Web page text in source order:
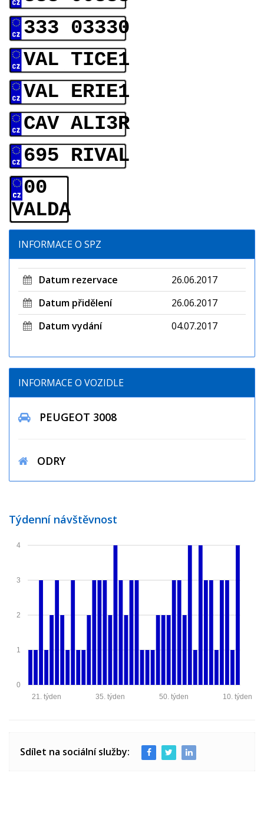
333 03330
VAL TICE1
VAL ERIE1
CAV ALI3R
695 RIVAL
00
VALDA
INFORMACE O SPZ
Datum rezervace
26.06.2017
Datum přidělení
26.06.2017
Datum vydání
04.07.2017
INFORMACE O VOZIDLE
PEUGEOT 3008
ODRY
Týdenní návštěvnost
0
1
2
3
4
10. týden
50. týden
35. týden
21. týden
Sdílet na sociální služby: